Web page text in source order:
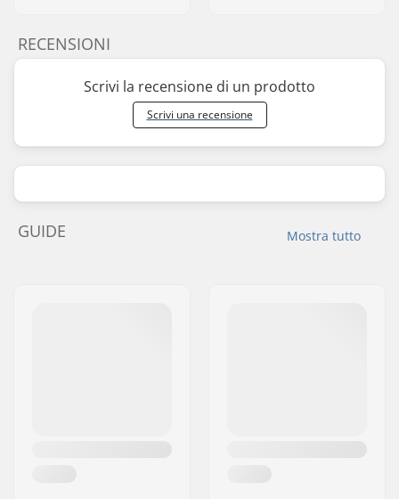
RECENSIONI
Scrivi la recensione di un prodotto
Scrivi una recensione
Mostra tutto
GUIDE